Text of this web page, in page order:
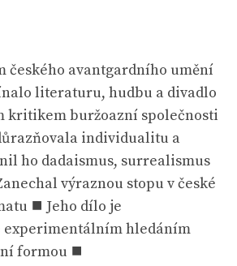
českého avantgardního umění
literaturu, hudbu a divadlo
kritikem buržoazní společnosti
individualitu a
ho dadaismus, surrealismus
výraznou stopu v české
⯀ Jeho dílo je
hledáním
formou ⯀